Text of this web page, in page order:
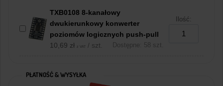
TXB0108 8-kanałowy
dwukierunkowy konwerter
poziomów logicznych push-pull
10,69 zł z VAT / szt. Dostępne: 58 szt.
Ilość:
PŁATNOŚĆ & WYSYŁKA